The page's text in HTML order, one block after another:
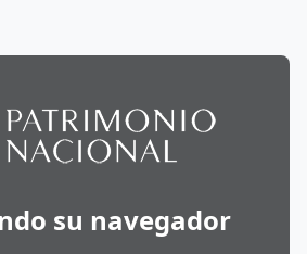
su navegador